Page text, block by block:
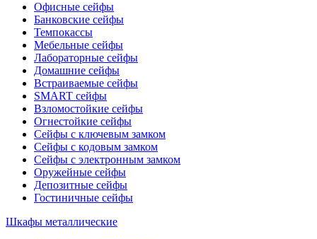
Офисные сейфы
Банковские сейфы
Темпокассы
Мебельные сейфы
Лабораторные сейфы
Домашние сейфы
Встраиваемые сейфы
SMART сейфы
Взломостойкие сейфы
Огнестойкие сейфы
Сейфы с ключевым замком
Сейфы с кодовым замком
Сейфы с электронным замком
Оружейные сейфы
Депозитные сейфы
Гостиничные сейфы
Шкафы металлические